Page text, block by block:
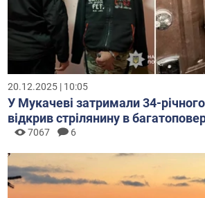
20.12.2025 | 10:05
У Мукачеві затримали 34-
відкрив стрілянину в
7067 6